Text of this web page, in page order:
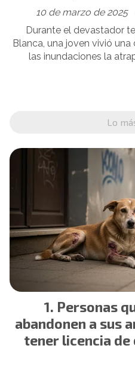
10 de marzo de 2025
Durante el devastador
Blanca, una joven vivió
las inundaciones la
Lo
Personas
abandonen a sus
tener licencia de